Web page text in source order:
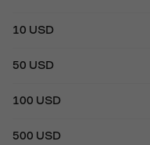
10 USD
50 USD
100 USD
500 USD